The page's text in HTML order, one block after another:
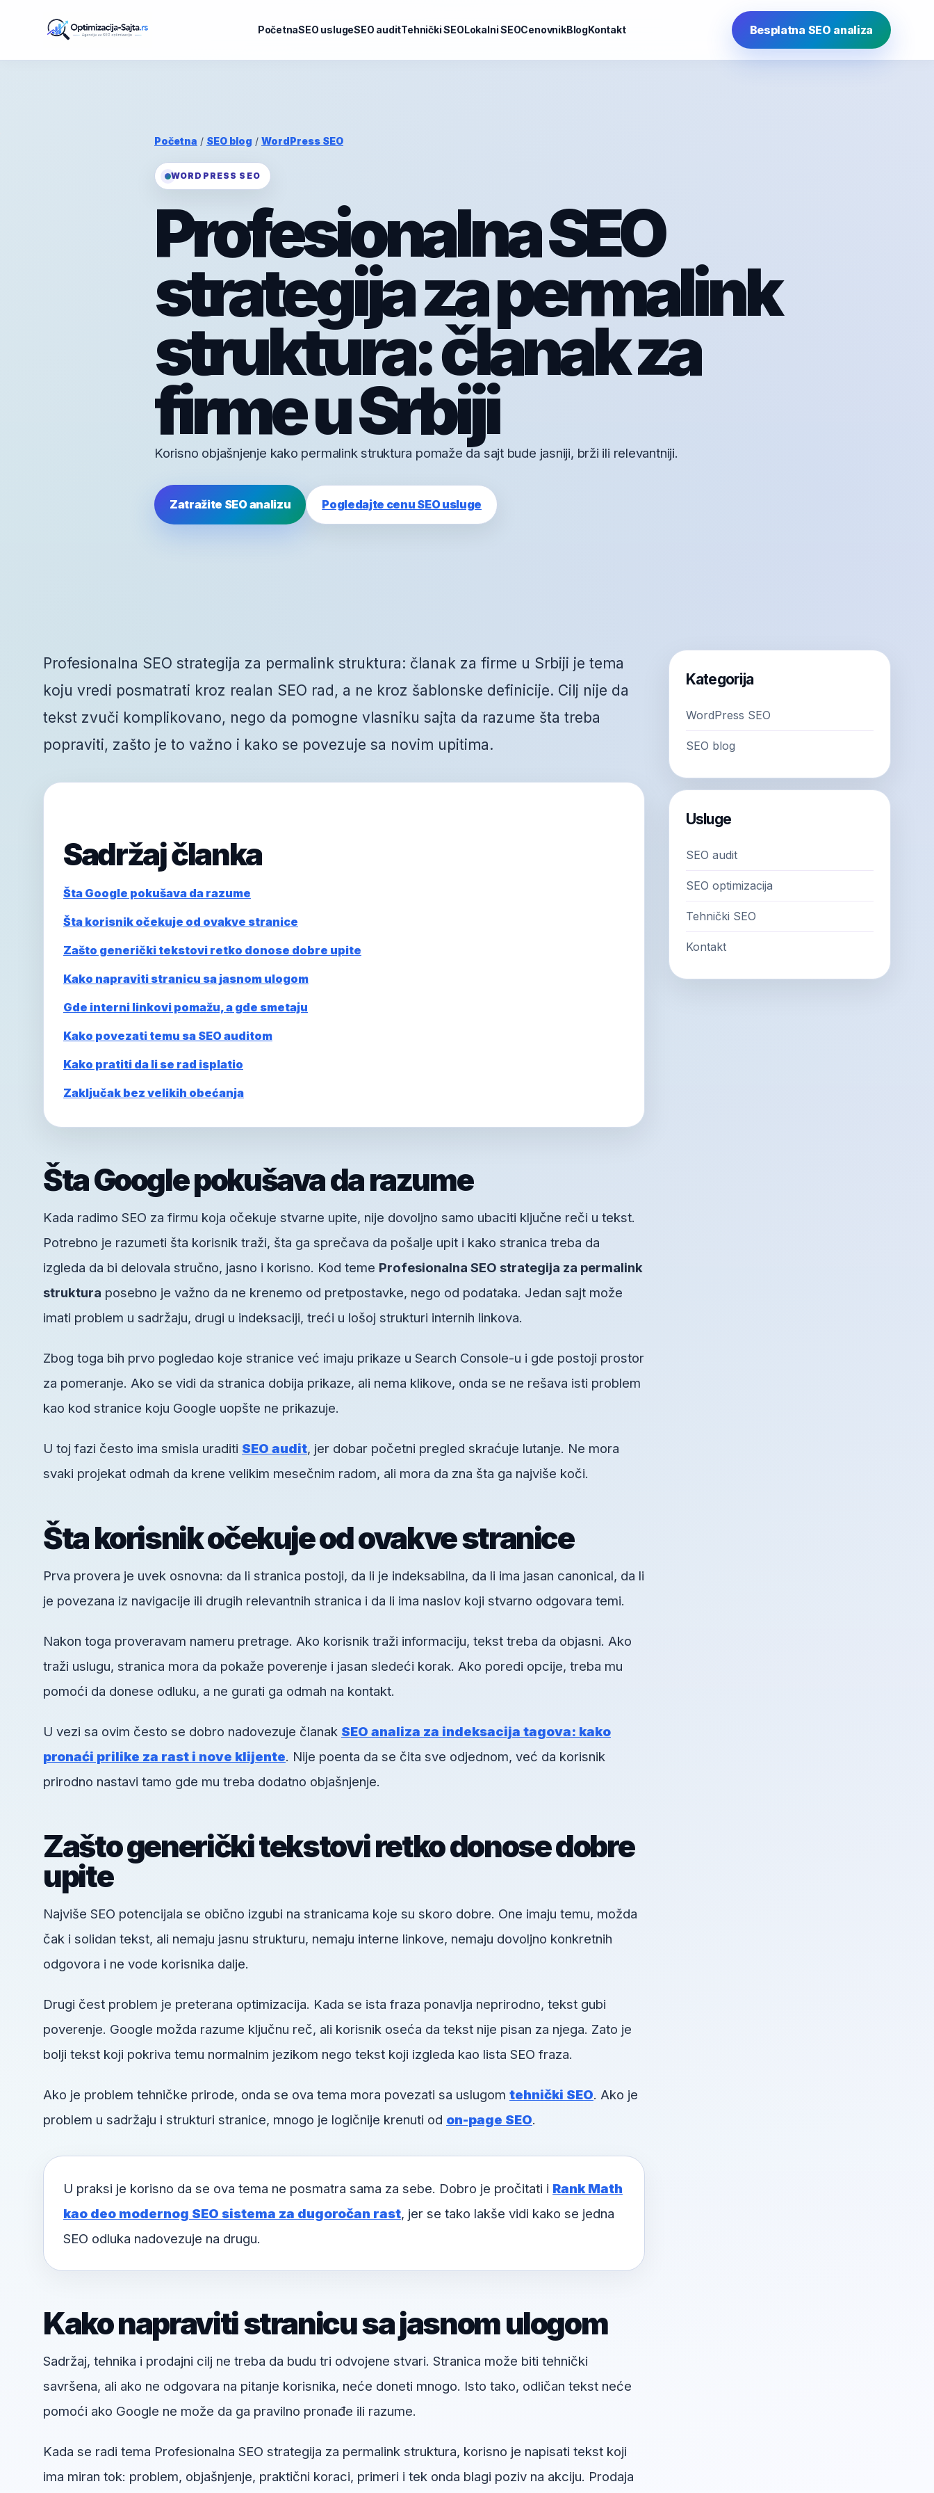
PočetnaSEO uslugeSEO auditTehnički SEOLokalni SEOCenovnikBlogKontakt Besplatna SEO analiza
Početna / SEO blog / WordPress SEO
WORDPRESS SEO
Profesionalna SEO
strategija za permalink
struktura: članak za
firme u Srbiji
Korisno objašnjenje kako permalink struktura pomaže da sajt bude jasniji, brži ili relevantniji.
Zatražite SEO analizu Pogledajte cenu SEO usluge
Profesionalna SEO strategija za permalink struktura: članak za firme u Srbiji je tema
koju vredi posmatrati kroz realan SEO rad, a ne kroz šablonske definicije. Cilj nije da
tekst zvuči komplikovano, nego da pomogne vlasniku sajta da razume šta treba
popraviti, zašto je to važno i kako se povezuje sa novim upitima.
Sadržaj članka
Šta Google pokušava da razume
Šta korisnik očekuje od ovakve stranice
Zašto generički tekstovi retko donose dobre upite
Kako napraviti stranicu sa jasnom ulogom
Gde interni linkovi pomažu, a gde smetaju
Kako povezati temu sa SEO auditom
Kako pratiti da li se rad isplatio
Zaključak bez velikih obećanja
Šta Google pokušava da razume
Kada radimo SEO za firmu koja očekuje stvarne upite, nije dovoljno samo ubaciti ključne reči u tekst.
Potrebno je razumeti šta korisnik traži, šta ga sprečava da pošalje upit i kako stranica treba da
izgleda da bi delovala stručno, jasno i korisno. Kod teme Profesionalna SEO strategija za permalink
struktura posebno je važno da ne krenemo od pretpostavke, nego od podataka. Jedan sajt može
imati problem u sadržaju, drugi u indeksaciji, treći u lošoj strukturi internih linkova.
Zbog toga bih prvo pogledao koje stranice već imaju prikaze u Search Console-u i gde postoji prostor
za pomeranje. Ako se vidi da stranica dobija prikaze, ali nema klikove, onda se ne rešava isti problem
kao kod stranice koju Google uopšte ne prikazuje.
U toj fazi često ima smisla uraditi SEO audit, jer dobar početni pregled skraćuje lutanje. Ne mora
svaki projekat odmah da krene velikim mesečnim radom, ali mora da zna šta ga najviše koči.
Šta korisnik očekuje od ovakve stranice
Prva provera je uvek osnovna: da li stranica postoji, da li je indeksabilna, da li ima jasan canonical, da li
je povezana iz navigacije ili drugih relevantnih stranica i da li ima naslov koji stvarno odgovara temi.
Nakon toga proveravam nameru pretrage. Ako korisnik traži informaciju, tekst treba da objasni. Ako
traži uslugu, stranica mora da pokaže poverenje i jasan sledeći korak. Ako poredi opcije, treba mu
pomoći da donese odluku, a ne gurati ga odmah na kontakt.
U vezi sa ovim često se dobro nadovezuje članak SEO analiza za indeksacija tagova: kako
pronaći prilike za rast i nove klijente. Nije poenta da se čita sve odjednom, već da korisnik
prirodno nastavi tamo gde mu treba dodatno objašnjenje.
Zašto generički tekstovi retko donose dobre
upite
Najviše SEO potencijala se obično izgubi na stranicama koje su skoro dobre. One imaju temu, možda
čak i solidan tekst, ali nemaju jasnu strukturu, nemaju interne linkove, nemaju dovoljno konkretnih
odgovora i ne vode korisnika dalje.
Drugi čest problem je preterana optimizacija. Kada se ista fraza ponavlja neprirodno, tekst gubi
poverenje. Google možda razume ključnu reč, ali korisnik oseća da tekst nije pisan za njega. Zato je
bolji tekst koji pokriva temu normalnim jezikom nego tekst koji izgleda kao lista SEO fraza.
Ako je problem tehničke prirode, onda se ova tema mora povezati sa uslugom tehnički SEO. Ako je
problem u sadržaju i strukturi stranice, mnogo je logičnije krenuti od on-page SEO.
U praksi je korisno da se ova tema ne posmatra sama za sebe. Dobro je pročitati i Rank Math
kao deo modernog SEO sistema za dugoročan rast, jer se tako lakše vidi kako se jedna
SEO odluka nadovezuje na drugu.
Kako napraviti stranicu sa jasnom ulogom
Sadržaj, tehnika i prodajni cilj ne treba da budu tri odvojene stvari. Stranica može biti tehnički
savršena, ali ako ne odgovara na pitanje korisnika, neće doneti mnogo. Isto tako, odličan tekst neće
pomoći ako Google ne može da ga pravilno pronađe ili razume.
Kada se radi tema Profesionalna SEO strategija za permalink struktura, korisno je napisati tekst koji
ima miran tok: problem, objašnjenje, praktični koraci, primeri i tek onda blagi poziv na akciju. Prodaja
Kategorija
WordPress SEO
SEO blog
Usluge
SEO audit
SEO optimizacija
Tehnički SEO
Kontakt